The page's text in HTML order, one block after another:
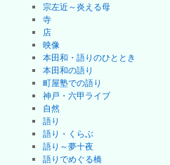
宗左近～炎える母
寺
店
映像
本田和・語りのひととき
本田和の語り
町屋塾での語り
神戸・六甲ライブ
自然
語り
語り・くらぶ
語り～夢十夜
語りでめぐる橋